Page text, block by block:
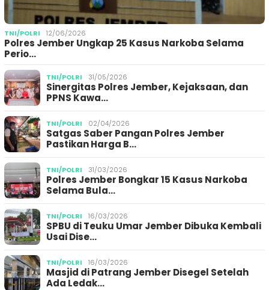
TNI/POLRI 12/06/2026
Polres Jember Ungkap 25 Kasus Narkoba Selama
Perio…
TNI/POLRI 31/05/2026
Sinergitas Polres Jember, Kejaksaan, dan
PPNS Kawa…
TNI/POLRI 02/04/2026
Satgas Saber Pangan Polres Jember
Pastikan Harga B…
TNI/POLRI 31/03/2026
Polres Jember Bongkar 15 Kasus Narkoba
Selama Bula…
TNI/POLRI 16/03/2026
SPBU di Teuku Umar Jember Dibuka Kembali
Usai Dise…
TNI/POLRI 16/03/2026
Masjid di Patrang Jember Disegel Setelah
Ada Ledak…